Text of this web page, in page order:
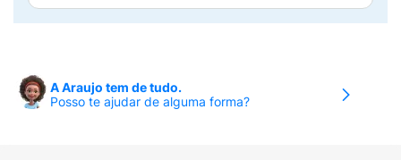
Além da generosa promoção, cada barra é
chance de saborear essa delícia e
surpreender seu paladar. Adicione o
A Araujo tem de tudo.
Posso te ajudar de alguma forma?